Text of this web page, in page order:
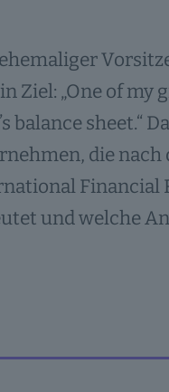
Ziel: „One of
sheet.“
die nach
Financial
und welche